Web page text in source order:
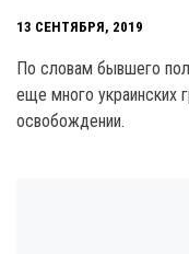
13 СЕНТЯБРЯ, 2019
По словам бывшего
еще много украинских
освобождении.